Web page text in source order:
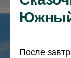
После